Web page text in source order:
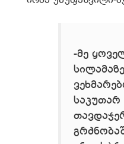
-მე
საკუთარ